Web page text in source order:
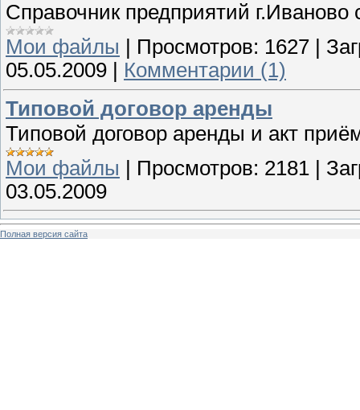
Справочник предприятий г.Иваново
Мои файлы
Просмотров: 1627
05.05.2009
Комментарии (1)
Типовой договор аренды
Типовой договор аренды и акт
Мои файлы
Просмотров: 2181
03.05.2009
Полная версия сайта